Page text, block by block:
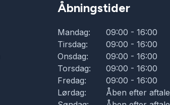
Åbningstider
Mandag:
09:00 - 16:00
Tirsdag:
09:00 - 16:00
Onsdag:
09:00 - 16:00
Torsdag:
09:00 - 16:00
Fredag:
09:00 - 16:00
Lørdag:
Åben efter aftale